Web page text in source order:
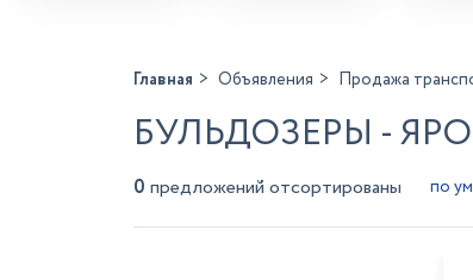
Главная Объявления Продажа
БУЛЬДОЗЕРЫ -
0 предложений отсортированы